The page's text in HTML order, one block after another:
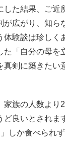
した結果、ご近
が広がり、知ら
体験談は珍しく
た「自分の母を
真剣に築きたい
家族の人数より
良いとされま
しか食べられ